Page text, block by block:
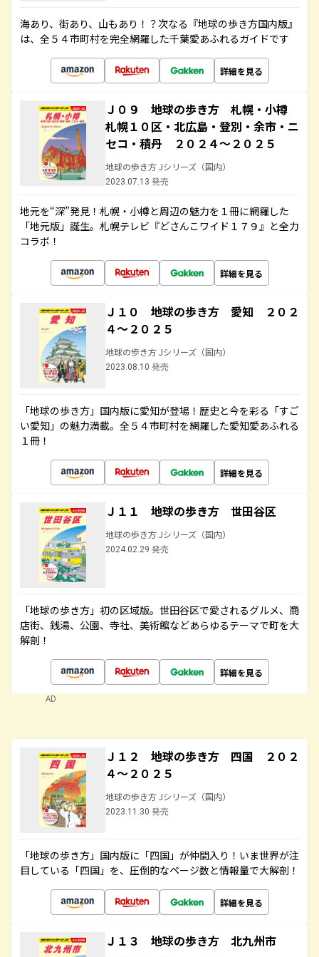
海あり、街あり、山もあり！？次なる『地球の歩き方国内版』
は、全５４市町村を完全網羅した千葉愛あふれるガイドです
詳細を見る
Ｊ０９ 地球の歩き方 札幌・小樽
札幌１０区・北広島・登別・余市・ニ
セコ・積丹 ２０２４～２０２５
地球の歩き方 Jシリーズ（国内）
2023.07.13 発売
地元を“深”発見！札幌・小樽と周辺の魅力を１冊に網羅した
「地元版」誕生。札幌テレビ『どさんこワイド１７９』と全力
コラボ！
詳細を見る
Ｊ１０ 地球の歩き方 愛知 ２０２
４～２０２５
地球の歩き方 Jシリーズ（国内）
2023.08.10 発売
「地球の歩き方」国内版に愛知が登場！歴史と今を彩る「すご
い愛知」の魅力満載。全５４市町村を網羅した愛知愛あふれる
１冊！
詳細を見る
Ｊ１１ 地球の歩き方 世田谷区
地球の歩き方 Jシリーズ（国内）
2024.02.29 発売
「地球の歩き方」初の区域版。世田谷区で愛されるグルメ、商
店街、銭湯、公園、寺社、美術館などあらゆるテーマで町を大
解剖！
詳細を見る
AD
Ｊ１２ 地球の歩き方 四国 ２０２
４～２０２５
地球の歩き方 Jシリーズ（国内）
2023.11.30 発売
「地球の歩き方」国内版に「四国」が仲間入り！いま世界が注
目している「四国」を、圧倒的なページ数と情報量で大解剖！
詳細を見る
Ｊ１３ 地球の歩き方 北九州市